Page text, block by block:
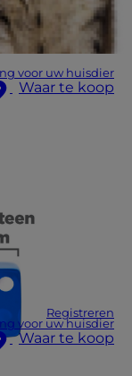
voor uw huisdier
Waar te koop
Registreren
voor uw huisdier
Waar te koop